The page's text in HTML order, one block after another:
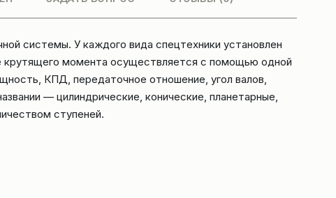
системы. У каждого вида спецтехники установлен
крутящего момента осуществляется с помощью одной
КПД, передаточное отношение, угол валов,
— цилиндрические, конические, планетарные,
ступеней.